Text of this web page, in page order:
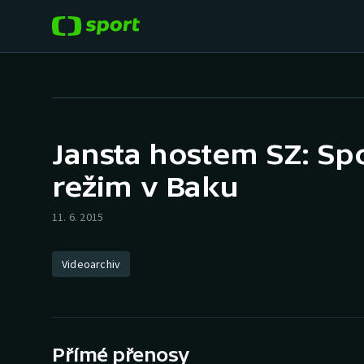
Hokej
Tenis
Cyklistika
Baseball a softbal
Jansta hostem SZ:
režim v Baku
11. 6. 2015
Videoarchiv
Přímé přenosy